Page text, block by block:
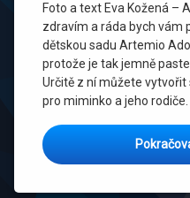
Foto a text Eva Kožená –
zdravím a ráda bych vám
dětskou sadu Artemio
protože je tak jemně
Určitě z ní můžete vytvořit
pro miminko a jeho rodiče.